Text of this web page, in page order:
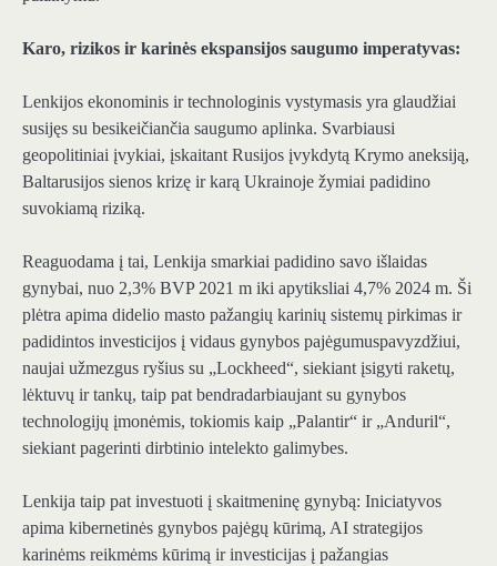
Karo, rizikos ir karinės ekspansijos saugumo imperatyvas:
Lenkijos ekonominis ir technologinis vystymasis yra glaudžiai
susijęs su besikeičiančia saugumo aplinka. Svarbiausi
geopolitiniai įvykiai, įskaitant Rusijos įvykdytą Krymo aneksiją,
Baltarusijos sienos krizę ir karą Ukrainoje žymiai padidino
suvokiamą riziką.
Reaguodama į tai, Lenkija smarkiai padidino savo išlaidas
gynybai, nuo 2,3% BVP 2021 m iki apytiksliai 4,7% 2024 m. Ši
plėtra apima didelio masto pažangių karinių sistemų pirkimas ir
padidintos investicijos į vidaus gynybos pajėgumuspavyzdžiui,
naujai užmezgus ryšius su „Lockheed“, siekiant įsigyti raketų,
lėktuvų ir tankų, taip pat bendradarbiaujant su gynybos
technologijų įmonėmis, tokiomis kaip „Palantir“ ir „Anduril“,
siekiant pagerinti dirbtinio intelekto galimybes.
Lenkija taip pat investuoti į skaitmeninę gynybą: Iniciatyvos
apima kibernetinės gynybos pajėgų kūrimą, AI strategijos
karinėms reikmėms kūrimą ir investicijas į pažangias